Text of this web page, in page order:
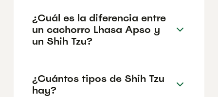
¿Cuál es la diferencia entre
un cachorro Lhasa Apso y
un Shih Tzu?
¿Cuántos tipos de Shih Tzu
hay?